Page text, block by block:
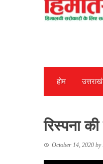
होम
रिस्पना
October 14, 2020 by